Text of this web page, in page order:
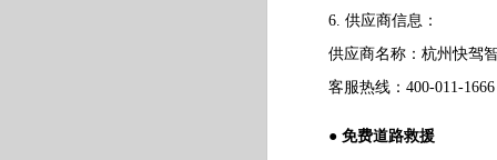
6. 供应商信息：
供应商名称：杭州快驾智
客服热线：400-011-1666
● 免费道路救援